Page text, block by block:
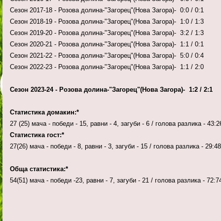
Сезон 2017-18 - Розова долина-"Загорец"(Нова Загора)- 0:0 / 0:1
Сезон 2018-19 - Розова долина-"Загорец"(Нова Загора)- 1:0 / 1:3
Сезон 2019-20 - Розова долина-"Загорец"(Нова Загора)- 3:2 / 1:3
Сезон 2020-21 - Розова долина-"Загорец"(Нова Загора)- 1:1 / 0:1
Сезон 2021-22 - Розова долина-"Загорец"(Нова Загора)- 5:0 / 0:4
Сезон 2022-23 - Розова долина-"Загорец"(Нова Загора)- 1:1 / 2:0
Сезон 2023-24 - Розова долина-"Загорец"(Нова Загора)- 1:2 / 2:1
Статистика домакин:*
27 (25) мача - победи - 15, равни - 4, загуби - 6 / голова разлика -
Статистика гост:*
27(26) мача - победи - 8, равни - 3, загуби - 15 / голова разлика - 29:48
Обща статистика:*
54(51) мача - победи -23, равни - 7, загуби - 21 / голова разлика -